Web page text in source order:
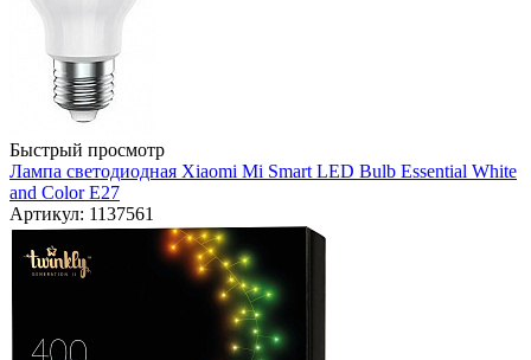
Быстрый просмотр
Лампа светодиодная Xiaomi Mi Smart LED Bulb Essential White
and Color E27
Артикул: 1137561